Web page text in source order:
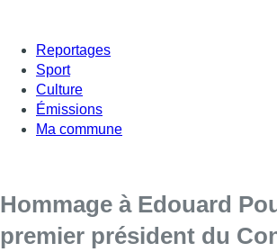
Reportages
Sport
Culture
Émissions
Ma commune
Hommage à Edouard
premier président du